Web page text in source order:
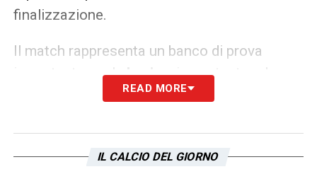
finalizzazione.
Il match rappresenta un banco di prova
importante per laLazio, sia per testare la
profondità della rosa in una fase di
continuità di risultati davanti ai propri tifosi
all’Olimpico. Nonostante le assenze, la
READ MORE
IL CALCIO DEL GIORNO